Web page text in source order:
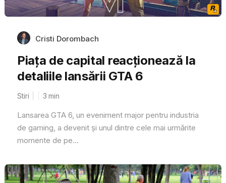
Cristi Dorombach
Piața de capital reacționează la
detaliile lansării GTA 6
Stiri 3 min
Lansarea GTA 6, un eveniment major pentru industria
de gaming, a devenit și unul dintre cele mai urmărite
momente de pe...